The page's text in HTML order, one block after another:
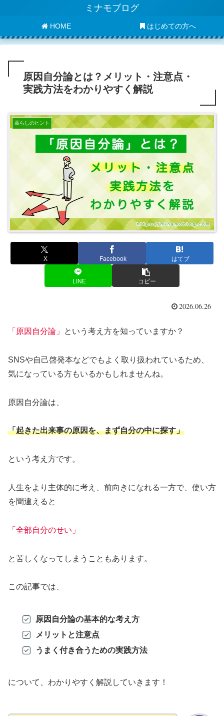
ミナモブログ
HOME はじめての方へ
原因自分論とは？メリット・注意点・
実践方法をわかりやすく解説
暮らしのヒント
X Facebook はてブ
LINE コピー
2026.06.26
「原因自分論」 という考え方を知っていますか？
SNSや自己啓発本などでもよく取り扱われているため、
気になっている方もいるかもしれませんね。
原因自分論は、
「起きた出来事の原因を、まず自分の中に探す」
という考え方です。
人生をより主体的に考え、前向きになれる一方で、使い方
を間違えると
「全部自分のせい」
と苦しくなってしまうこともあります。
この記事では、
原因自分論の基本的な考え方
メリットと注意点
うまく付き合うための実践方法
について、わかりやすく解説していきます！